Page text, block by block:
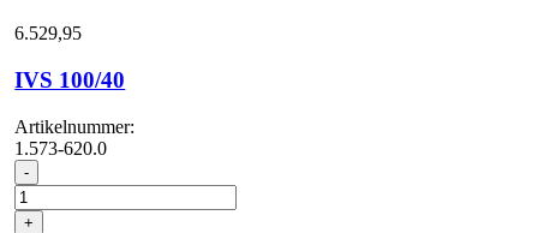
6.529,95
IVS 100/40
Artikelnummer:
1.573-620.0
- IVS
100/40
aantal
+